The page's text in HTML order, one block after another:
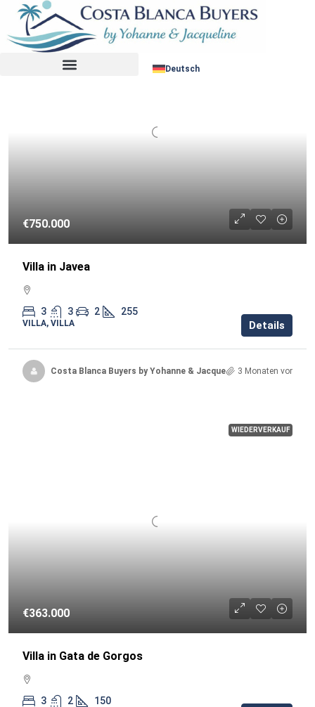
Deutsch
Sortiere nach:
WIEDERVERKAUF
€750.000
Villa in Javea
3 3 2 255
VILLA, VILLA Details
Costa Blanca Buyers by Yohanne & Jacqueline3 Monaten vor
WIEDERVERKAUF
€363.000
Villa in Gata de Gorgos
3 2 150